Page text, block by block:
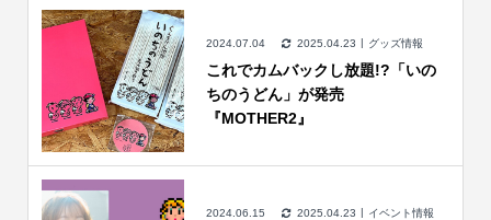
2024.07.04 2025.04.23 グッズ情報
これでカムバックし放題!?「いの
ちのうどん」が発売
『MOTHER2』
2024.06.15 2025.04.23 イベント情報